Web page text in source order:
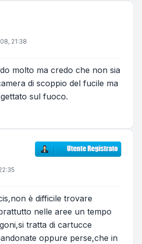
21:38
molto ma credo che non sia
di scoppio del fucile ma
sul fuoco.
è difficile trovare
nelle aree un tempo
tratta di cartucce
oppure perse,che in